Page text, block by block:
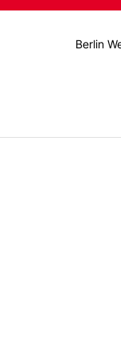
Berlin